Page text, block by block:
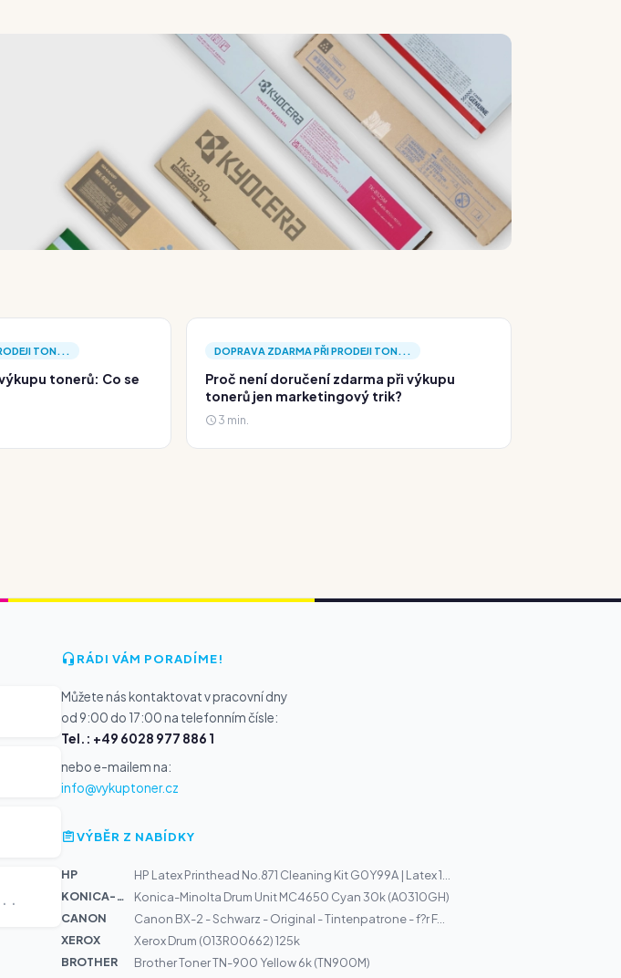
TON...
tonerů: Co se
DOPRAVA ZDARMA PŘI PRODEJI TON...
Proč není doručení zdarma při výkupu
tonerů jen marketingový trik?
3 min.
RÁDI VÁM PORADÍME!
Můžete nás kontaktovat v pracovní dny
od 9:00 do 17:00 na telefonním čísle:
Tel.: +49 6028 977 886 1
nebo e-mailem na:
info@vykuptoner.cz
VÝBĚR Z NABÍDKY
HP
HP Latex Printhead No.871 Cleaning Kit G0Y99A | Latex 1...
KONICA-MIN...
Konica-Minolta Drum Unit MC4650 Cyan 30k (A0310GH)
CANON
Canon BX-2 - Schwarz - Original - Tintenpatrone - f?r F...
XEROX
Xerox Drum (013R00662) 125k
BROTHER
Brother Toner TN-900 Yellow 6k (TN900M)